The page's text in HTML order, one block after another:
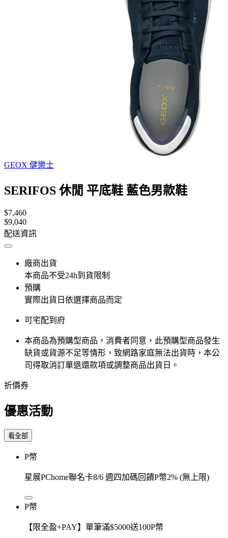
GEOX 健樂士
SERIFOS 休閒 平底鞋 藍色男款鞋
$7,460
$9,040
配送資訊
廠商出貨
本商品不受24h到貨限制
預購
實際出貨日依選擇商品而定
可宅配到府
本商品為預購型商品，消費者同意，此預購型商品發生
缺貨或貨源不足等情形，​致網路家庭無法出貨時，本公
司得取消訂單退還款項或調整商品出貨日。
折價券
優惠活動
看全部
P幣
星展PChome聯名卡8/6 週四加碼回饋P幣2% (無上限)
P幣
【限全盈+PAY】單筆滿$5000送100P幣